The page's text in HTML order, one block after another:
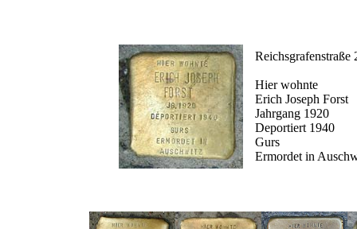
Reichsgrafenstraße
Hier wohnte
Erich Joseph Forst
Jahrgang 1920
Deportiert 1940
Gurs
Ermordet in